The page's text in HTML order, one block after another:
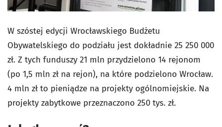
W szóstej edycji Wrocławskiego Budżetu
Obywatelskiego do podziału jest dokładnie 25 250 000
zł. Z tych funduszy 21 mln przydzielono 14 rejonom
(po 1,5 mln zł na rejon), na które podzielono Wrocław.
4 mln zł to pieniądze na projekty ogólnomiejskie. Na
projekty zabytkowe przeznaczono 250 tys. zł.